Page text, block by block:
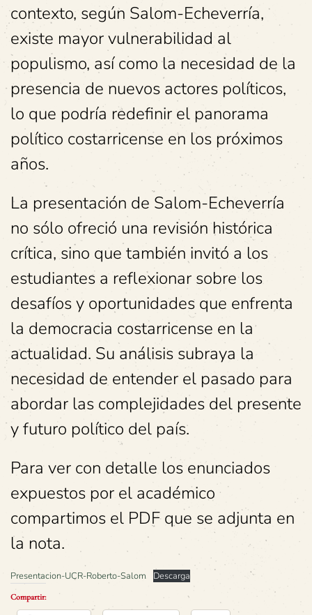
contexto, según Salom-Echeverría,
existe mayor vulnerabilidad al
populismo, así como la necesidad de la
presencia de nuevos actores políticos,
lo que podría redefinir el panorama
político costarricense en los próximos
años.
La presentación de Salom-Echeverría
no sólo ofreció una revisión histórica
crítica, sino que también invitó a los
estudiantes a reflexionar sobre los
desafíos y oportunidades que enfrenta
la democracia costarricense en la
actualidad. Su análisis subraya la
necesidad de entender el pasado para
abordar las complejidades del presente
y futuro político del país.
Para ver con detalle los enunciados
expuestos por el académico
compartimos el PDF que se adjunta en
la nota.
Presentacion-UCR-Roberto-Salom Descarga
Compartir: